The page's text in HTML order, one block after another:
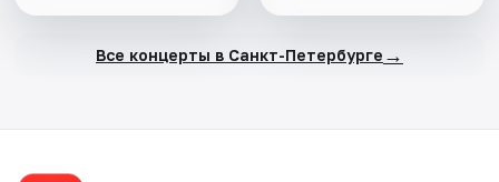
Все концерты в Санкт-Петербурге →